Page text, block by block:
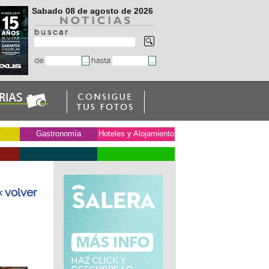
Sabado 08 de agosto de 2026
b u s c a r
de hasta
Gastronomía Hoteles y Alojamiento
volver